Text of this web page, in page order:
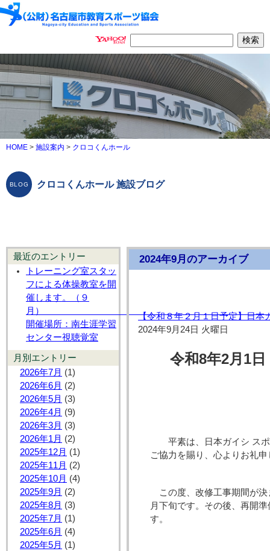
HOME > 施設案内 > クロコくんホール
クロコくんホール 施設ブログ
最近のエントリー
トレーニング室スタッ
フによる体操教室を開
催します。（９
月
開催場所：南生涯学習
センター視聴覚室
月別エントリー
2026年7月 (1)
2026年6月 (2)
2026年5月 (3)
2026年4月 (9)
2026年3月 (3)
2026年1月 (2)
2025年12月 (1)
2025年11月 (2)
2025年10月 (4)
2025年9月 (2)
2025年8月 (3)
2025年7月 (1)
2025年6月 (4)
2025年5月 (1)
2024年9月のアーカイブ
【令和８年２月１日予定】日本
2024年9月24日 火曜日
令和8年2月1日
平素は、日本ガイシ ス
ご協力を賜り、心よりお礼
この度、改修工事期間が
月下旬です。その後、再開
す。